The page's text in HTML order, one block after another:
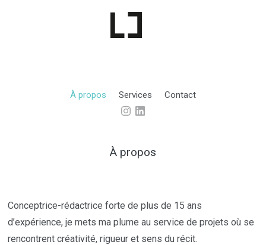
À propos Services Contact
À propos
Conceptrice-rédactrice forte de plus de 15 ans
d’expérience, je mets ma plume au service de projets où se
rencontrent créativité, rigueur et sens du récit.